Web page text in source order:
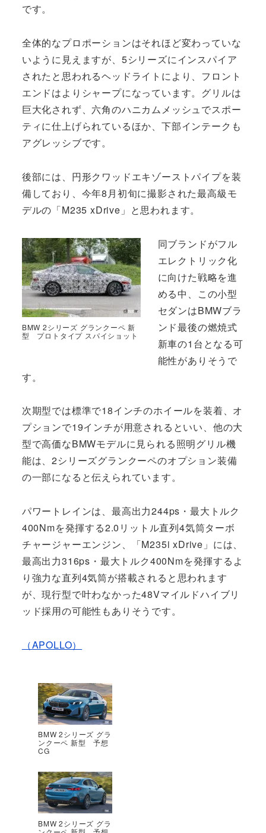
です。
全体的なプロポーションはそれほど変わっていな
いように見えますが、5シリーズにインスパイア
されたと思われるヘッドライトにより、フロント
エンドはよりシャープになっています。グリルは
巨大化されず、六角のハニカムメッシュでスポー
ティに仕上げられているほか、下部インテークも
アグレッシブです。
後部には、円形クワッドエキゾーストパイプを装
備しており、今年8月初旬に撮影された最高級モ
デルの「M235 xDrive」と思われます。
BMW 2シリーズ グランクーペ 新
型 プロトタイプ スパイショット
同ブランドがフル
エレクトリック化
に向けた戦略を進
める中、この小型
セダンはBMWブラ
ンド最後の燃焼式
新車の1台となる可
能性がありそうで
す。
次期型では標準で18インチのホイールを装着、オ
プションで19インチが用意されるといい、他の大
型で高価なBMWモデルに見られる照明グリル機
能は、2シリーズグランクーペのオプション装備
の一部になると伝えられています。
パワートレインは、最高出力244ps・最大トルク
400Nmを発揮する2.0リットル直列4気筒ターボ
チャージャーエンジン、「M235i xDrive」には、
最高出力316ps・最大トルク400Nmを発揮するよ
り強力な直列4気筒が搭載されると思われます
が、現行型で叶わなかった48Vマイルドハイブリ
ッド採用の可能性もありそうです。
（APOLLO）
BMW 2シリーズ グラ
ンクーペ 新型 予想
CG
BMW 2シリーズ グラ